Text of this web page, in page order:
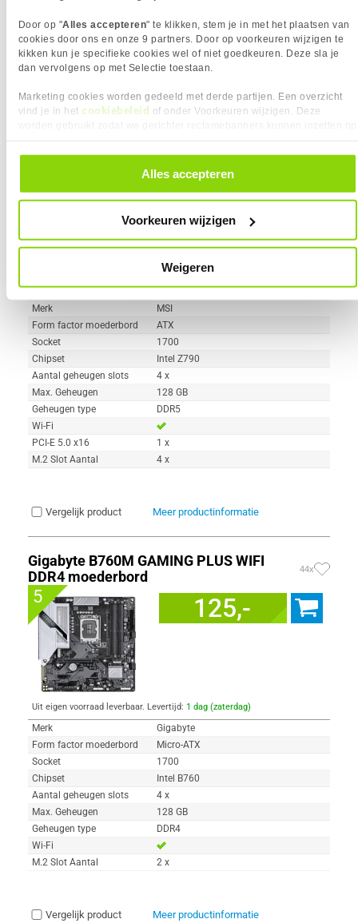
Door op "Alles accepteren" te klikken, stem je in met het plaatsen van
cookies door ons en onze 9 partners. Door op voorkeuren wijzigen te
kikken kun je specifieke cookies wel of niet goedkeuren. Deze sla je
dan vervolgens op met Selectie toestaan.
Marketing cookies worden gedeeld met derde partijen. Een overzicht
vind je in het cookiebeleid of onder Voorkeuren wijzigen. Deze
alle cookies. Je kunt je gegeven toestemming altijd intrekken, dit doe je
door in de footer van onze website te klikken op ‘Cookievoorkeuren’
Alles accepteren
Voorkeuren wijzigen
Weigeren
Wi-Fi
M.2 Slot Aantal
2 x
Vergelijk product Meer productinformatie
moederbord
209,-
Uit eigen voorraad leverbaar. Levertijd:1 dag (zaterdag)
Merk
MSI
Form factor moederbord
ATX
Socket
1700
Chipset
Intel Z790
Aantal geheugen slots
4 x
Max. Geheugen
128 GB
Geheugen type
DDR5
Wi-Fi
PCI-E 5.0 x16
1 x
M.2 Slot Aantal
4 x
Vergelijk product Meer productinformatie
Gigabyte B760M GAMING PLUS WIFI
DDR4 moederbord
44x
5 125,-
Uit eigen voorraad leverbaar. Levertijd: 1 dag (zaterdag)
Merk
Gigabyte
Form factor moederbord
Micro-ATX
Socket
1700
Chipset
Intel B760
Aantal geheugen slots
4 x
Max. Geheugen
128 GB
Geheugen type
DDR4
Wi-Fi
M.2 Slot Aantal
2 x
Vergelijk product Meer productinformatie